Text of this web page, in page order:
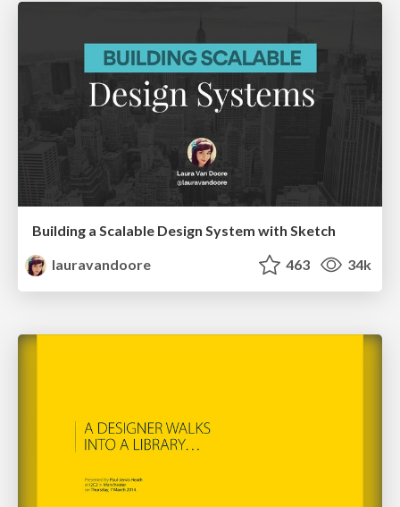
Building a Scalable Design System with Sketch
lauravandoore
463 34k